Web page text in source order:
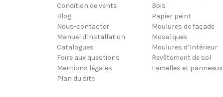
Condition de vente
Blog
Nous-contacter
Manuel d'installation
Catalogues
Foire aux questions
Mentions légales
Plan du site
Bois
Papier peint
Moulures de façade
Mosaïques
Moulures d’Intérieur
Revêtement de sol
Lamelles et panneaux